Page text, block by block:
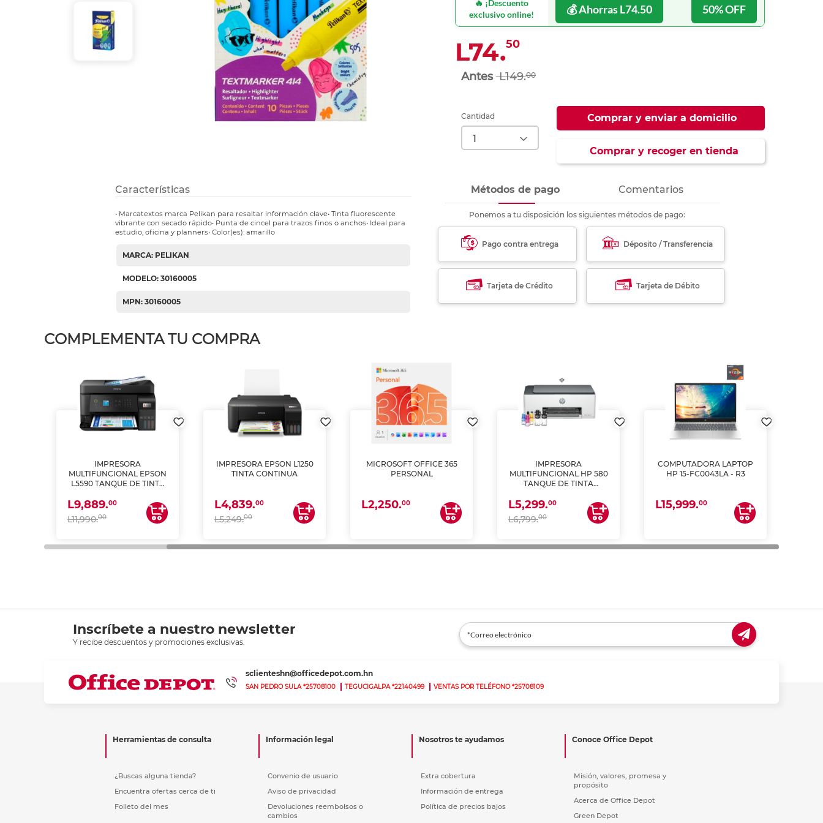
Ver más
Ver más
Ver más
Etiquetas inkjet y láser
Refuerzos para carpeta
Ver más
Ver más
Ver más
Ver más
🔥 ¡Descuento
exclusivo online!
💰 Ahorras L74.50 50% OFF
L74.50
L149.00
Cantidad Comprar y enviar a domicilio
Comprar y recoger en tienda
Características
• Marcatextos marca Pelikan para resaltar información clave• Tinta fluorescente
vibrante con secado rápido• Punta de cincel para trazos finos o anchos• Ideal para
estudio, oficina y planners• Color(es): amarillo
MARCA: PELIKAN
MODELO: 30160005
MPN: 30160005
Métodos de pago Comentarios
Ponemos a tu disposición los siguientes métodos de pago:
Pago contra entrega Déposito / Transferencia
Tarjeta de Crédito Tarjeta de Débito
COMPLEMENTA TU COMPRA
IMPRESORA
MULTIFUNCIONAL EPSON
L5590 TANQUE DE TINTA
ESCANEA)
L9,889.00
L11,990.00
IMPRESORA EPSON L1250
TINTA CONTINUA
L4,839.00
L5,249.00
MICROSOFT OFFICE 365
PERSONAL
L2,250.00
IMPRESORA
MULTIFUNCIONAL HP 580
TANQUE DE TINTA
ESCANEA)
L5,299.00
L6,799.00
COMPUTADORA LAPTOP
HP 15-FC0043LA - R3
L15,999.00
Inscríbete a nuestro newsletter
Y recibe descuentos y promociones exclusivas.
sclienteshn@officedepot.com.hn
SAN PEDRO SULA *25708100 TEGUCIGALPA *22140499 VENTAS POR TELÉFONO *25708109
Herramientas de consulta
¿Buscas alguna tienda?
Encuentra ofertas cerca de ti
Folleto del mes
Información legal
Convenio de usuario
Aviso de privacidad
Devoluciones reembolsos o
cambios
Nosotros te ayudamos
Extra cobertura
Información de entrega
Política de precios bajos
Conoce Office Depot
Misión, valores, promesa y
propósito
Acerca de Office Depot
Green Depot